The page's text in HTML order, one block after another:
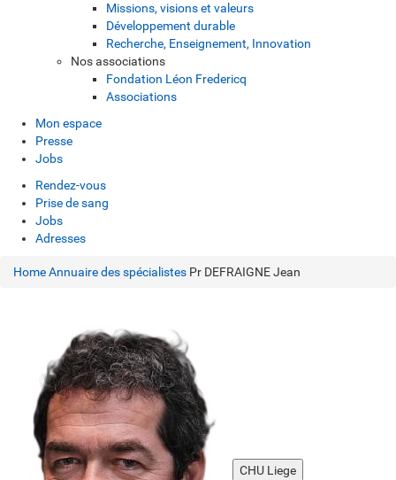
Missions, visions et valeurs
Développement durable
Recherche, Enseignement, Innovation
Nos associations
Fondation Léon Fredericq
Associations
Mon espace
Presse
Jobs
Rendez-vous
Prise de sang
Jobs
Adresses
HomeAnnuaire des spécialistes Pr DEFRAIGNE Jean
CHU Liege